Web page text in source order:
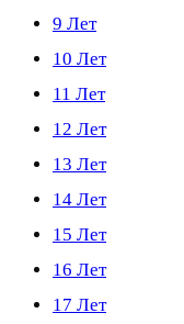
9 Лет
10 Лет
11 Лет
12 Лет
13 Лет
14 Лет
15 Лет
16 Лет
17 Лет